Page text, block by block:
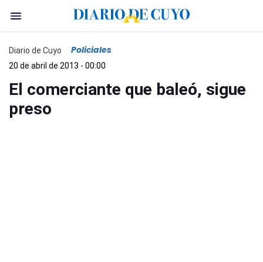
Diario de Cuyo Policiales
20 de abril de 2013 - 00:00
El comerciante que baleó, sigue
preso